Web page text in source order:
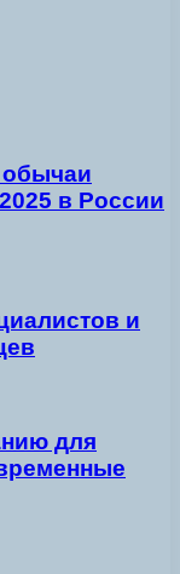
в России
и
для